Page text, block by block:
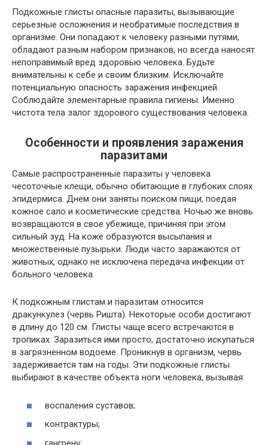
Подкожные глисты опасные паразиты, вызывающие
серьезные осложнения и необратимые последствия в
организме. Они попадают к человеку разными путями,
обладают разным набором признаков, но всегда наносят
непоправимый вред здоровью человека. Будьте
внимательны к себе и своим близким. Исключайте
потенциальную опасность заражения инфекцией.
Соблюдайте элементарные правила гигиены. Именно
чистота тела залог здорового существования человека.
Особенности и проявления заражения
паразитами
Самые распространенные паразиты у человека
чесоточные клещи, обычно обитающие в глубоких слоях
эпидермиса. Днем они заняты поиском пищи, поедая
кожное сало и косметические средства. Ночью же вновь
возвращаются в свое убежище, причиняя при этом
сильный зуд. На коже образуются высыпания и
множественные пузырьки. Люди часто заражаются от
животных, однако не исключена передача инфекции от
больного человека.
К подкожным глистам и паразитам относится
дракункулез (червь Ришта). Некоторые особи достигают
в длину до 120 см. Глисты чаще всего встречаются в
тропиках. Заразиться ими просто, достаточно искупаться
в загрязненном водоеме. Проникнув в организм, червь
задерживается там на годы. Эти подкожные глисты
выбирают в качестве объекта ноги человека, вызывая:
воспаления суставов;
контрактуры;